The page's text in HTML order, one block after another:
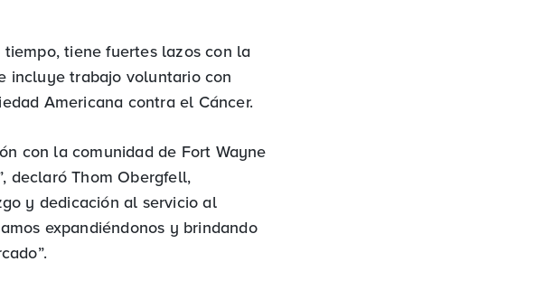
tiene fuertes lazos con la
incluye trabajo voluntario con
Americana contra el Cáncer.
con la comunidad de Fort Wayne
declaró Thom Obergfell,
y dedicación al servicio al
expandiéndonos y brindando